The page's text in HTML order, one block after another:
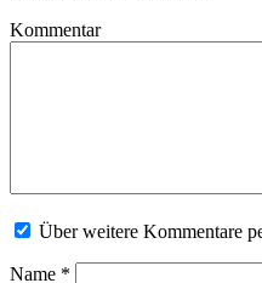
Kommentar
Über weitere Kommentare
Name *